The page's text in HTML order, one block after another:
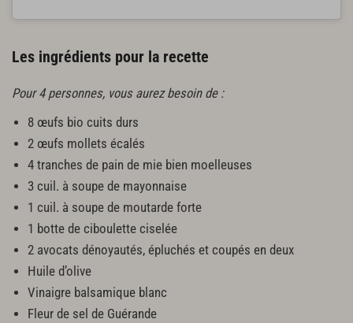
Les ingrédients pour la recette
Pour 4 personnes, vous aurez besoin de :
8 œufs bio cuits durs
2 œufs mollets écalés
4 tranches de pain de mie bien moelleuses
3 cuil. à soupe de mayonnaise
1 cuil. à soupe de moutarde forte
1 botte de ciboulette ciselée
2 avocats dénoyautés, épluchés et coupés en deux
Huile d’olive
Vinaigre balsamique blanc
Fleur de sel de Guérande